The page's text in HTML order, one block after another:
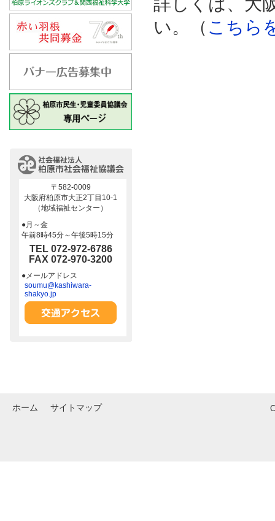
い。（ こちら
〒582-0009
大阪府柏原市大正2丁目10-1
（地域福祉センター）
●月～金
午前8時45分～午後5時15分
TEL 072-972-6786
FAX 072-970-3200
●メールアドレス
soumu@kashiwara-
shakyo.jp
ホーム サイトマップ